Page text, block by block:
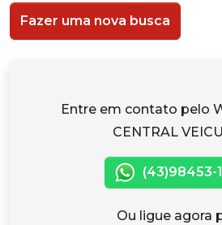
Fazer uma nova busca
Entre em contato pelo
CENTRAL
(43)98453-
Ou ligue agora